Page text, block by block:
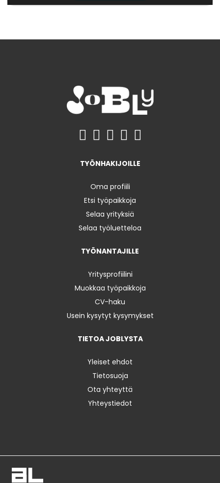
TYÖNHAKIJOILLE
Oma profiili
Etsi työpaikkoja
Selaa yrityksiä
Selaa työluetteloa
TYÖNANTAJILLE
Yritysprofiilini
Muokkaa työpaikkoja
CV-haku
Usein kysytyt kysymykset
TIETOA JOBLYSTA
Yleiset ehdot
Tietosuoja
Ota yhteyttä
Yhteystiedot